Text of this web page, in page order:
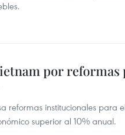
por
reformas institucionales para
superior al 10% anual.